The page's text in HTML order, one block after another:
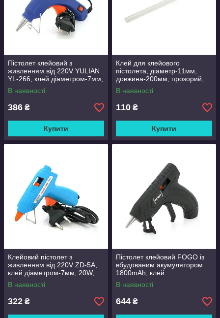
Пістолет клейовий з
живленням від 220V YULIAN
YL-266, клей діаметром-7мм,
20W, Blue, Blister
В наявності
386 ₴
Купити
Клей для клейового
пістолета, діаметр-11мм,
довжина-200мм, прозорий,
ціна за штуку Q450
В наявності
110 ₴
Купити
Клейовий пістолет з
живленням від 220V ZD-5A,
клей діаметром-7мм, 20W,
Red/Gray, Blister
В наявності
322 ₴
Пістолет клейовий FOGO із
вбудованим акумулятором
1800mAh, клей
діаметром-7мм, живлення від
USB кабелю, 15W, Blue, OEM
В наявності
644 ₴